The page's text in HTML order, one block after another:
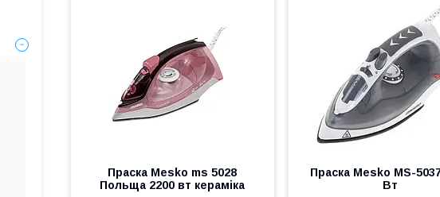
Праска Mesko ms 5028
Польща 2200 вт кераміка
Праска Mesko MS-
Вт